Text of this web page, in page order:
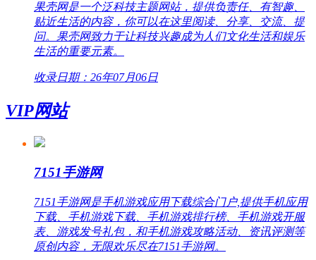
果壳网是一个泛科技主题网站，提供负责任、有智趣、
贴近生活的内容，你可以在这里阅读、分享、交流、提
问。果壳网致力于让科技兴趣成为人们文化生活和娱乐
生活的重要元素。
收录日期：26年07月06日
VIP网站
7151手游网
7151手游网是手机游戏应用下载综合门户,提供手机应用
下载、手机游戏下载、手机游戏排行榜、手机游戏开服
表、游戏发号礼包，和手机游戏攻略活动、资讯评测等
原创内容，无限欢乐尽在7151手游网。